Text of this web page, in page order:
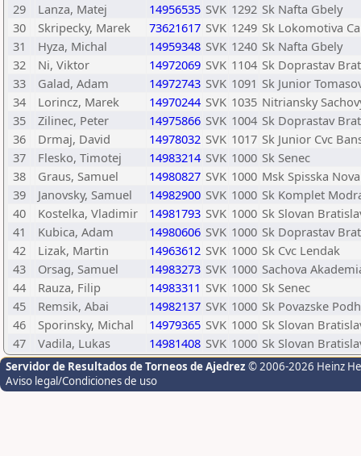
29
Lanza, Matej 14956535 SVK 1292 Sk Nafta Gbely
30
Skripecky, Marek 73621617 SVK 1249 Sk Lokomotiva
31
Hyza, Michal 14959348 SVK 1240 Sk Nafta Gbely
32
Ni, Viktor 14972069 SVK 1104 Sk Doprastav
33
Galad, Adam 14972743 SVK 1091 Sk Junior
34
Lorincz, Marek 14970244 SVK 1035 Nitriansky
35
Zilinec, Peter 14975866 SVK 1004 Sk Doprastav
36
Drmaj, David 14978032 SVK 1017 Sk Junior Cvc
37
Flesko, Timotej 14983214 SVK 1000 Sk Senec
38
Graus, Samuel 14980827 SVK 1000 Msk Spisska
39
Janovsky, Samuel 14982900 SVK 1000 Sk Komplet
40
Kostelka, Vladimir 14981793 SVK 1000 Sk Slovan
41
Kubica, Adam 14980606 SVK 1000 Sk Doprastav
42
Lizak, Martin 14963612 SVK 1000 Sk Cvc Lendak
43
Orsag, Samuel 14983273 SVK 1000 Sachova
44
Rauza, Filip 14983311 SVK 1000 Sk Senec
45
Remsik, Abai 14982137 SVK 1000 Sk Povazske
46
Sporinsky, Michal 14979365 SVK 1000 Sk Slovan
47
Vadila, Lukas 14981408 SVK 1000 Sk Slovan
Servidor de Resultados de Torneos de Ajedrez © 2006-2026 Heinz
Aviso legal/Condiciones de uso